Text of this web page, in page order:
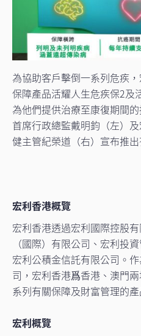
為協助客戶擊倒一系列危疾
保障產品活耀人生危疾保2及
為他們提供治療至康復期間
首席行政總監戴明鈞（左）
健主管紀榮道（右）宣布推出
宏利香港概覽
宏利香港透過宏利國際控股
（國際）有限公司、宏利投
宏利公積金信託有限公司。
司，宏利香港爲香港、澳門
系列有關保障及財富管理的產
宏利概覽